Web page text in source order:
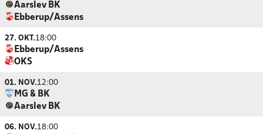
Aarslev BK
Ebberup/Assens
27. OKT.18:00
Ebberup/Assens
OKS
01. NOV.12:00
MG & BK
Aarslev BK
06. NOV.18:00